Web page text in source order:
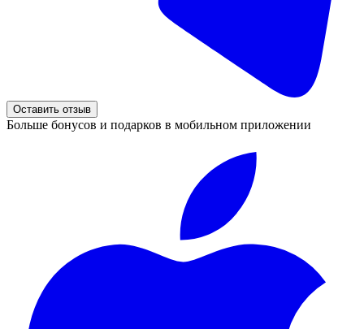
Оставить отзыв
Больше бонусов и подарков в мобильном приложении